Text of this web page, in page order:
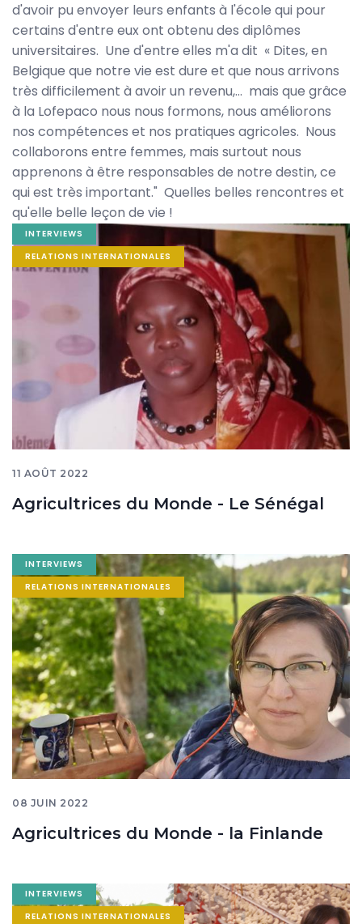
d'avoir pu envoyer leurs enfants à l'école qui pour
certains d'entre eux ont obtenu des diplômes
universitaires. Une d'entre elles m'a dit « Dites, en
Belgique que notre vie est dure et que nous arrivons
très difficilement à avoir un revenu,... mais que grâce
à la Lofepaco nous nous formons, nous améliorons
nos compétences et nos pratiques agricoles. Nous
collaborons entre femmes, mais surtout nous
apprenons à être responsables de notre destin, ce
qui est très important." Quelles belles rencontres et
qu'elle belle leçon de vie !
INTERVIEWS
RELATIONS INTERNATIONALES
Image
banner
11 AOÛT 2022
Agricultrices du Monde - Le Sénégal
INTERVIEWS
RELATIONS INTERNATIONALES
Image
banner
08 JUIN 2022
Agricultrices du Monde - la Finlande
INTERVIEWS
RELATIONS INTERNATIONALES
Image
banner